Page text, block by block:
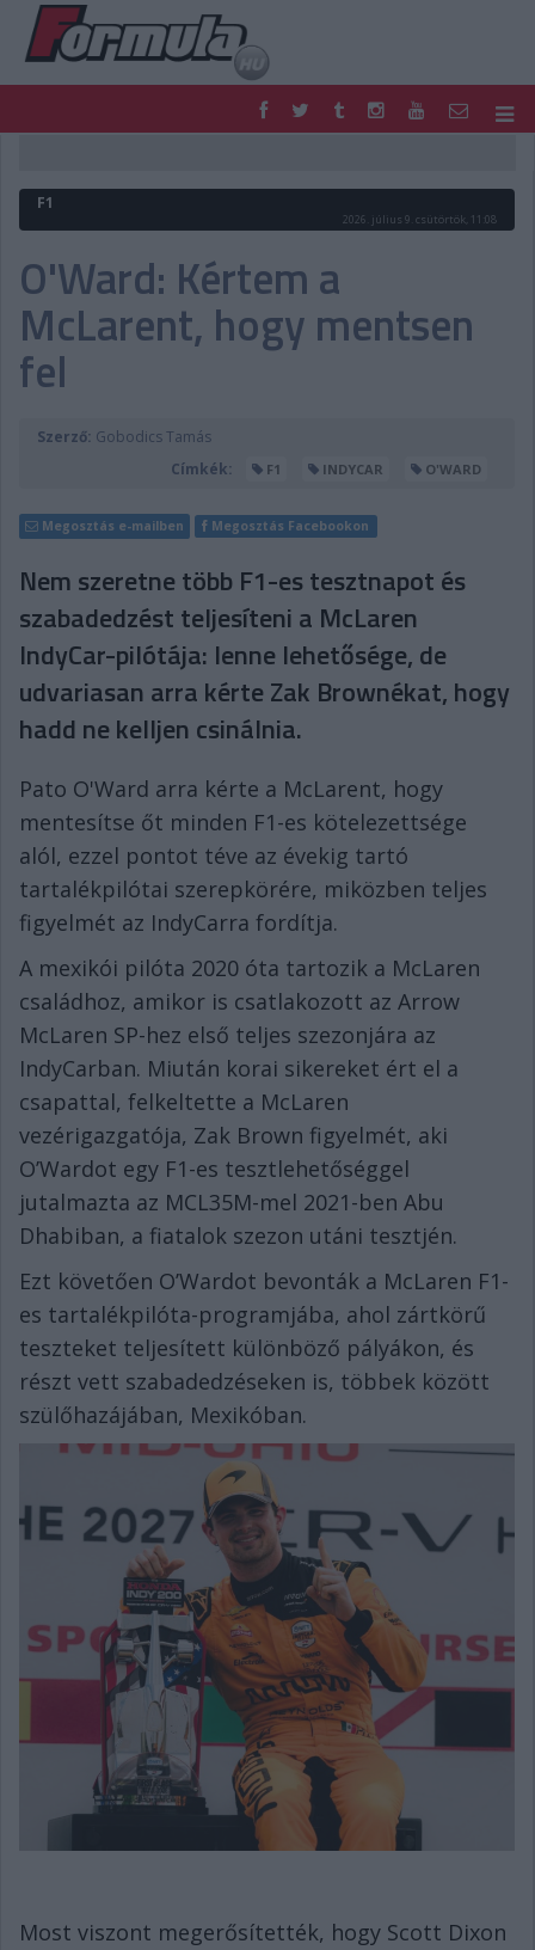
FORMULA
MOTOR
PODCAST
SHOP
LIVE
DIGITÁLIS MAGAZIN
PONTÁLLÁSOK
VERSENYNAPTÁRAK
F1
2026. július 9. csütörtök, 11:08
O'Ward: Kértem a
McLarent, hogy mentsen
fel
Szerző: Gobodics Tamás
Címkék:
F1 INDYCAR O'WARD
Megosztás e-mailben Megosztás Facebookon
Nem szeretne több F1-es tesztnapot és
szabadedzést teljesíteni a McLaren
IndyCar-pilótája: lenne lehetősége, de
udvariasan arra kérte Zak Brownékat, hogy
hadd ne kelljen csinálnia.
Pato O'Ward arra kérte a McLarent, hogy
mentesítse őt minden F1-es kötelezettsége
alól, ezzel pontot téve az évekig tartó
tartalékpilótai szerepkörére, miközben teljes
figyelmét az IndyCarra fordítja.
A mexikói pilóta 2020 óta tartozik a McLaren
családhoz, amikor is csatlakozott az Arrow
McLaren SP-hez első teljes szezonjára az
IndyCarban. Miután korai sikereket ért el a
csapattal, felkeltette a McLaren
vezérigazgatója, Zak Brown figyelmét, aki
O’Wardot egy F1-es tesztlehetőséggel
jutalmazta az MCL35M-mel 2021-ben Abu
Dhabiban, a fiatalok szezon utáni tesztjén.
Ezt követően O’Wardot bevonták a McLaren F1-
es tartalékpilóta-programjába, ahol zártkörű
teszteket teljesített különböző pályákon, és
részt vett szabadedzéseken is, többek között
szülőhazájában, Mexikóban.
Most viszont megerősítették, hogy Scott Dixon